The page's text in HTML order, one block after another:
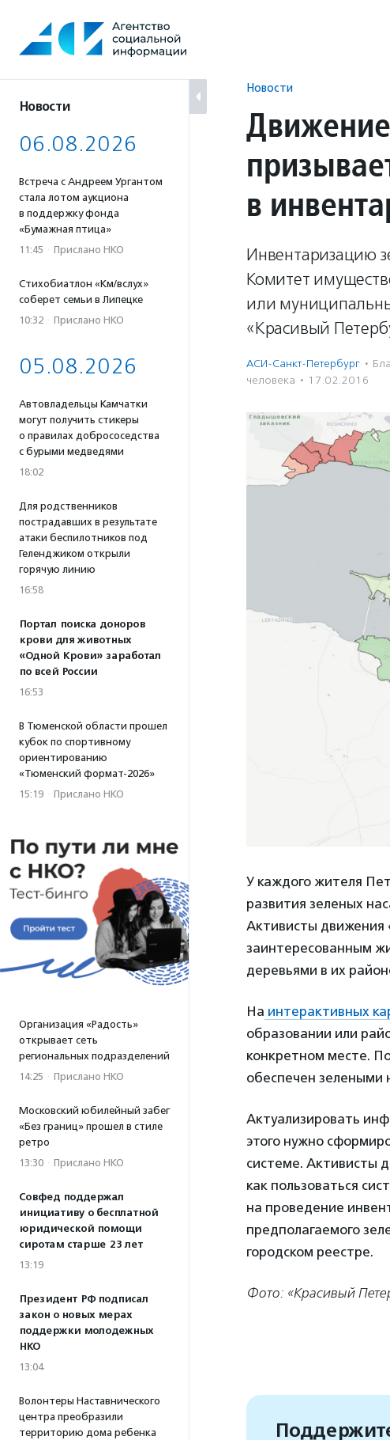
содержанию
Новости
06.08.2026
Встреча с Андреем Ургантом
стала лотом аукциона
в поддержку фонда
«Бумажная птица»
11:45 · Прислано НКО
Стихобиатлон «Км/вслух»
соберет семьи в Липецке
10:32 · Прислано НКО
05.08.2026
Автовладельцы Камчатки
могут получить стикеры
о правилах добрососедства
с бурыми медведями
18:02
Для родственников
пострадавших в результате
атаки беспилотников под
Геленджиком открыли
горячую линию
16:58
Портал поиска доноров
крови для животных
«Одной Крови» заработал
по всей России
16:53
В Тюменской области прошел
кубок по спортивному
ориентированию
«Тюменский формат-2026»
15:19 · Прислано НКО
Организация «Радость»
открывает сеть
региональных подразделений
14:25 · Прислано НКО
Московский юбилейный забег
«Без границ» прошел в стиле
ретро
13:30 · Прислано НКО
Совфед поддержал
инициативу о бесплатной
юридической помощи
сиротам старше 23 лет
13:19
Президент РФ подписал
закон о новых мерах
поддержки молодежных
НКО
13:04
Волонтеры Наставнического
центра преобразили
территорию дома ребенка
Новости
в
Инвентаризацию
Комитет
или
«Красивый
АСИ-Санкт-Петербург ·
человека · 17.02.2016
У каждого жителя
развития зеленых
Активисты движения
заинтересованным
деревьями в их
На интерактивных
образовании или
конкретном месте.
обеспечен зелеными
Актуализировать
этого нужно
системе. Активисты
как пользоваться
на проведение
предполагаемого
городском реестре.
Фото: «Красивый